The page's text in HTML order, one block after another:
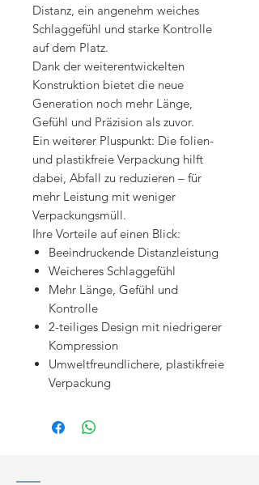
Distanz, ein angenehm weiches
Schlaggefühl und starke Kontrolle
auf dem Platz.
Dank der weiterentwickelten
Konstruktion bietet die neue
Generation noch mehr Länge,
Gefühl und Präzision als zuvor.
Ein weiterer Pluspunkt: Die folien-
und plastikfreie Verpackung hilft
dabei, Abfall zu reduzieren – für
mehr Leistung mit weniger
Verpackungsmüll.
Ihre Vorteile auf einen Blick:
Beeindruckende Distanzleistung
Weicheres Schlaggefühl
Mehr Länge, Gefühl und
Kontrolle
2-teiliges Design mit niedrigerer
Kompression
Umweltfreundlichere, plastikfreie
Verpackung